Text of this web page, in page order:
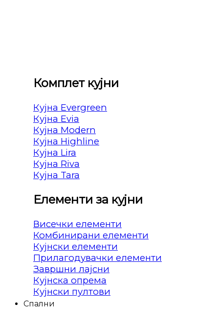
Комплет кујни
Кујна Evergreen
Кујна Evia
Кујна Modern
Кујна Highline
Кујна Lira
Кујна Riva
Кујна Tara
Елементи за кујни
Висечки елементи
Комбинирани елементи
Кујнски елементи
Прилагодувачки елементи
Завршни лајсни
Кујнска опрема
Кујнски пултови
Спални